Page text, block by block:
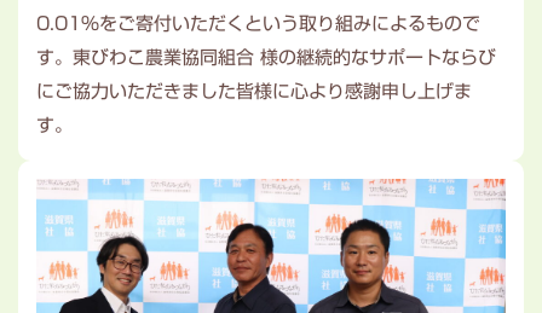
0.01％をご寄付いただくという取り組みによるもので
す。東びわこ農業協同組合 様の継続的なサポートならび
にご協力いただきました皆様に心より感謝申し上げま
す。